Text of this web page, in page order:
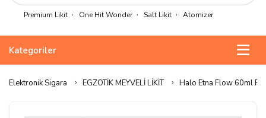
Premium Likit One Hit Wonder Salt Likit Atomizer
Kategoriler
Elektronik Sigara EGZOTİK MEYVELİ LİKİT Halo Etna Flow 60ml